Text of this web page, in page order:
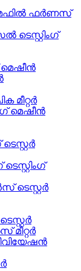
മഫിൽ ഫർണസ്
മീറ്റർ
മെഷീൻ
ടെസ്റ്റർ